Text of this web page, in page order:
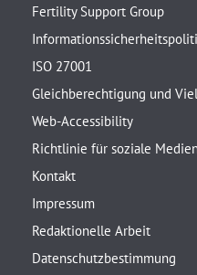
Fertility Support Group
ISO 27001
Gleichberechtigung und
Web-Accessibility
Richtlinie für soziale
Kontakt
Impressum
Redaktionelle Arbeit
Datenschutzbestimmung